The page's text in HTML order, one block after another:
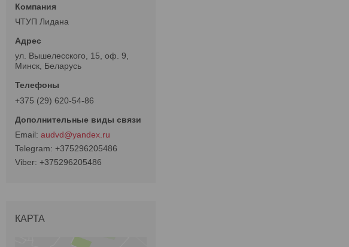
ЧТУП Лидана
ул. Вышелесского, 15, оф. 9,
Минск, Беларусь
+375 (29) 620-54-86
audvd@yandex.ru
+375296205486
+375296205486
КАРТА